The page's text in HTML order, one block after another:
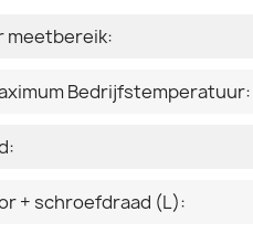
meetbereik:
Bedrijfstemperatuur:
+ schroefdraad (L):